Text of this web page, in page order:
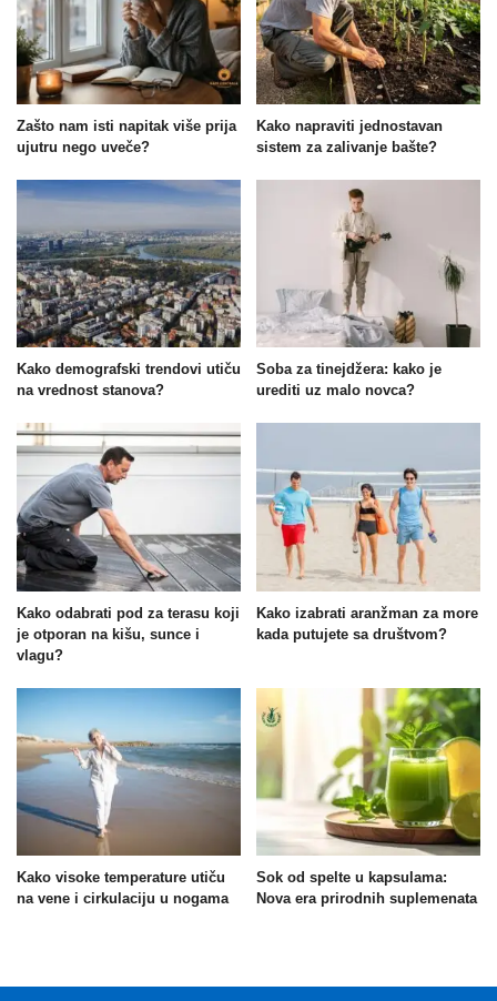
Zašto nam isti napitak više prija
ujutru nego uveče?
Kako napraviti jednostavan
sistem za zalivanje bašte?
Kako demografski trendovi utiču
na vrednost stanova?
Soba za tinejdžera: kako je
urediti uz malo novca?
Kako odabrati pod za terasu koji
je otporan na kišu, sunce i
vlagu?
Kako izabrati aranžman za more
kada putujete sa društvom?
Kako visoke temperature utiču
na vene i cirkulaciju u nogama
Sok od spelte u kapsulama:
Nova era prirodnih suplemenata